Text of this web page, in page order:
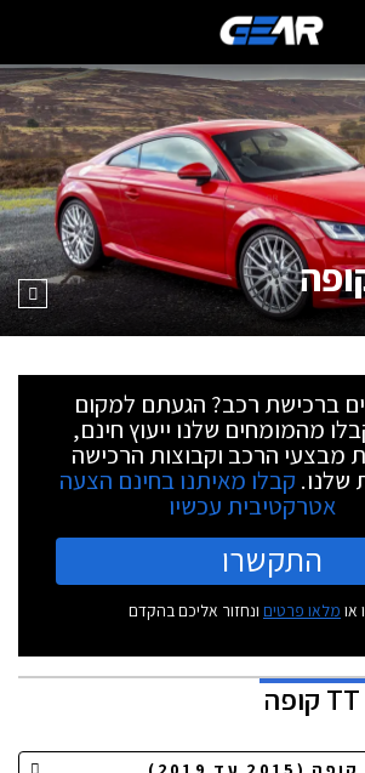
ברכישת רכב? הגעתם למקום
מהמומחים שלנו ייעוץ חינם,
מבצעי הרכב וקבוצות הרכישה
שלנו. קבלו מאיתנו בחינם הצעה
אטרקטיבית עכשיו
התקשרו
או מלאו פרטים ונחזור אליכם בהקדם